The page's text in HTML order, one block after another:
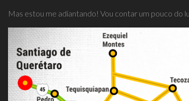
Mas estou me adiantando! Vou contar um pouco do